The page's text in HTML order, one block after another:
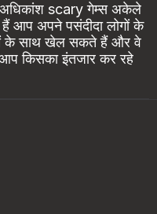
अधिकांश scary गेम्स अकेले
आप अपने पसंदीदा लोगों के
के साथ खेल सकते हैं और वे
आप किसका इंतजार कर रहे